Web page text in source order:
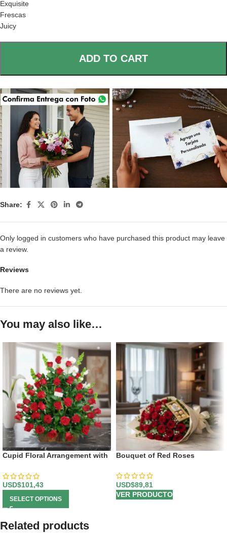
Exquisite
Frescas
Juicy
ADD TO CART
Share:
Reviews
There are no reviews yet.
Only logged in customers who have purchased this product may leave
a review.
You may also like…
Cupid Floral Arrangement with
USD$101,43
SELECT OPTIONS
Bouquet of Red Roses
USD$89,81
VER PRODUCTO
Related products